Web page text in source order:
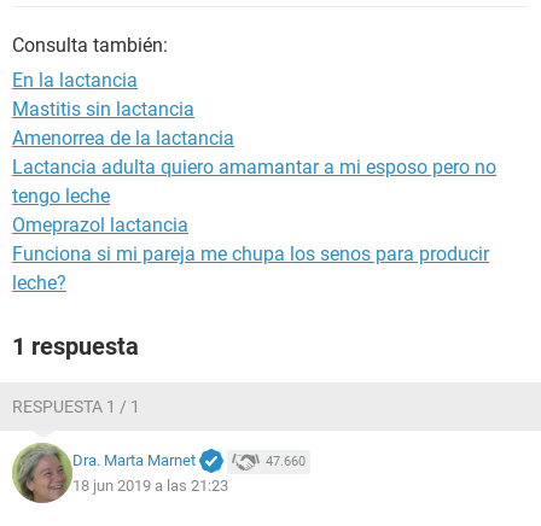
Consulta también:
En la lactancia
Mastitis sin lactancia
Amenorrea de la lactancia
Lactancia adulta quiero amamantar a mi esposo pero no
tengo leche
Omeprazol lactancia
Funciona si mi pareja me chupa los senos para producir
leche?
1 respuesta
RESPUESTA 1 / 1
Dra. Marta Marnet 47.660
18 jun 2019 a las 21:23